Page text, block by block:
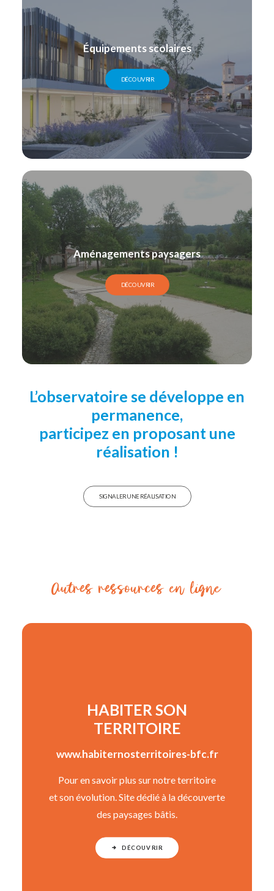
Équipements scolaires
DÉCOUVRIR
Aménagements paysagers
DÉCOUVRIR
L’observatoire se développe en
permanence,
participez en proposant une
réalisation !
SIGNALER UNE RÉALISATION
Autres ressources en ligne
HABITER SON
TERRITOIRE
www.habiternosterritoires-bfc.fr
Pour en savoir plus sur notre territoire
et son évolution. Site dédié à la découverte
des paysages bâtis.
DÉCOUVRIR